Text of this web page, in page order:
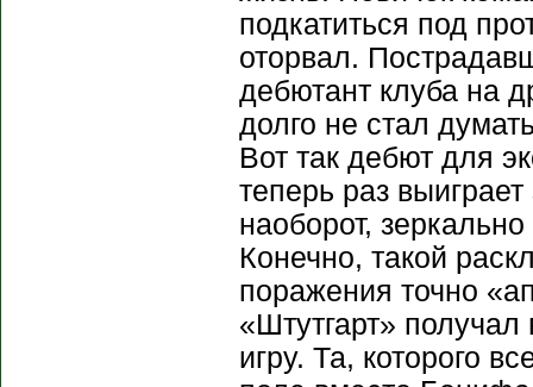
подкатиться под
оторвал.
дебютант клуба на
долго не стал
Вот так дебют для
теперь раз
наоборот,
Конечно, такой
поражения точно
«Штутгарт»
игру. Та, которого